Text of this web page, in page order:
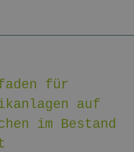
für
auf
im Bestand